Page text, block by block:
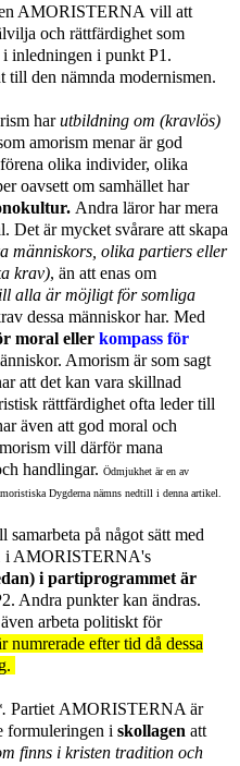
AMORISTERNA vill att
och rättfärdighet som
inledningen i punkt P1.
den nämnda modernismen.
harutbildning om (kravlös)
amorism menar är god
olika individer, olika
oavsett om samhället har
Andra läror har mera
Det är mycket svårare att skapa
människors, olika partiers eller
krav), än att enas om
alla är möjligt för somliga
dessa människor har. Med
moral eller kompass för
Amorism är som sagt
att det kan vara skillnad
rättfärdighet ofta leder till
även att god moral och
vill därför mana
handlingar. Ödmjukhet är en av
Dygderna nämns nedtill i denna artikel.
på något sätt med
i AMORISTERNA's
i partiprogrammet är
Andra punkter kan ändras.
arbeta politiskt för
numrerade efter tid då dessa
Partiet AMORISTERNA är
formuleringen i skollagen att
finns i kristen tradition och